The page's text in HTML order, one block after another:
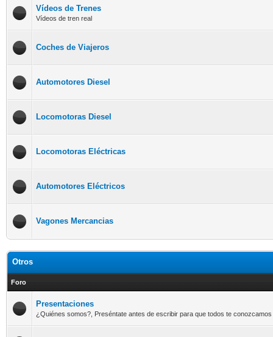
Vídeos de Trenes
Vídeos de tren real
Coches de Viajeros
Automotores Diesel
Locomotoras Diesel
Locomotoras Eléctricas
Automotores Eléctricos
Vagones Mercancias
Otros
Foro
Presentaciones
¿Quiénes somos?, Preséntate antes de escribir para que todos te conozcamos